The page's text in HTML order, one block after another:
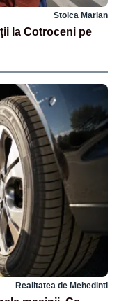
Stoica Marian
la Cotroceni pe
Realitatea de Mehedinti